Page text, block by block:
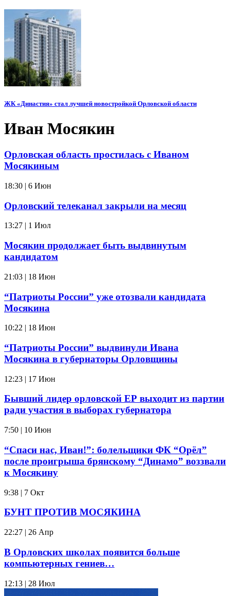
ЖК «Династия» стал лучшей новостройкой Орловской области
Иван Мосякин
Орловская область простилась с Иваном
Мосякиным
18:30 | 6 Июн
Орловский телеканал закрыли на месяц
13:27 | 1 Июл
Мосякин продолжает быть выдвинутым
кандидатом
21:03 | 18 Июн
“Патриоты России” уже отозвали кандидата
Мосякина
10:22 | 18 Июн
“Патриоты России” выдвинули Ивана
Мосякина в губернаторы Орловщины
12:23 | 17 Июн
Бывший лидер орловской ЕР выходит из партии
ради участия в выборах губернатора
7:50 | 10 Июн
“Спаси нас, Иван!”: болельщики ФК “Орёл”
после проигрыша брянскому “Динамо” воззвали
к Мосякину
9:38 | 7 Окт
БУНТ ПРОТИВ МОСЯКИНА
22:27 | 26 Апр
В Орловских школах появится больше
компьютерных гениев…
12:13 | 28 Июл